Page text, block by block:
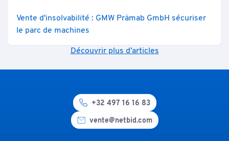
Vente d'insolvabilité : GMW Prämab GmbH sécuriser
le parc de machines
Découvrir plus d’articles
+32 497 16 16 83
vente@netbid.com